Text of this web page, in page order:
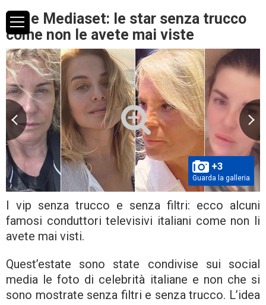
Rai e Mediaset: le star senza trucco
come non le avete mai viste
+3
Guarda la galleria
I vip senza trucco e senza filtri: ecco alcuni
famosi conduttori televisivi italiani come non li
avete mai visti.
Quest’estate sono state condivise sui social
media le foto di celebrità italiane e non che si
sono mostrate senza filtri e senza trucco. L’idea